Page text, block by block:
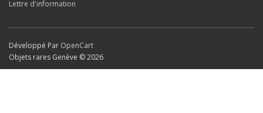
Lettre d'information
Développé Par OpenCart
Objets rares Genève © 2026